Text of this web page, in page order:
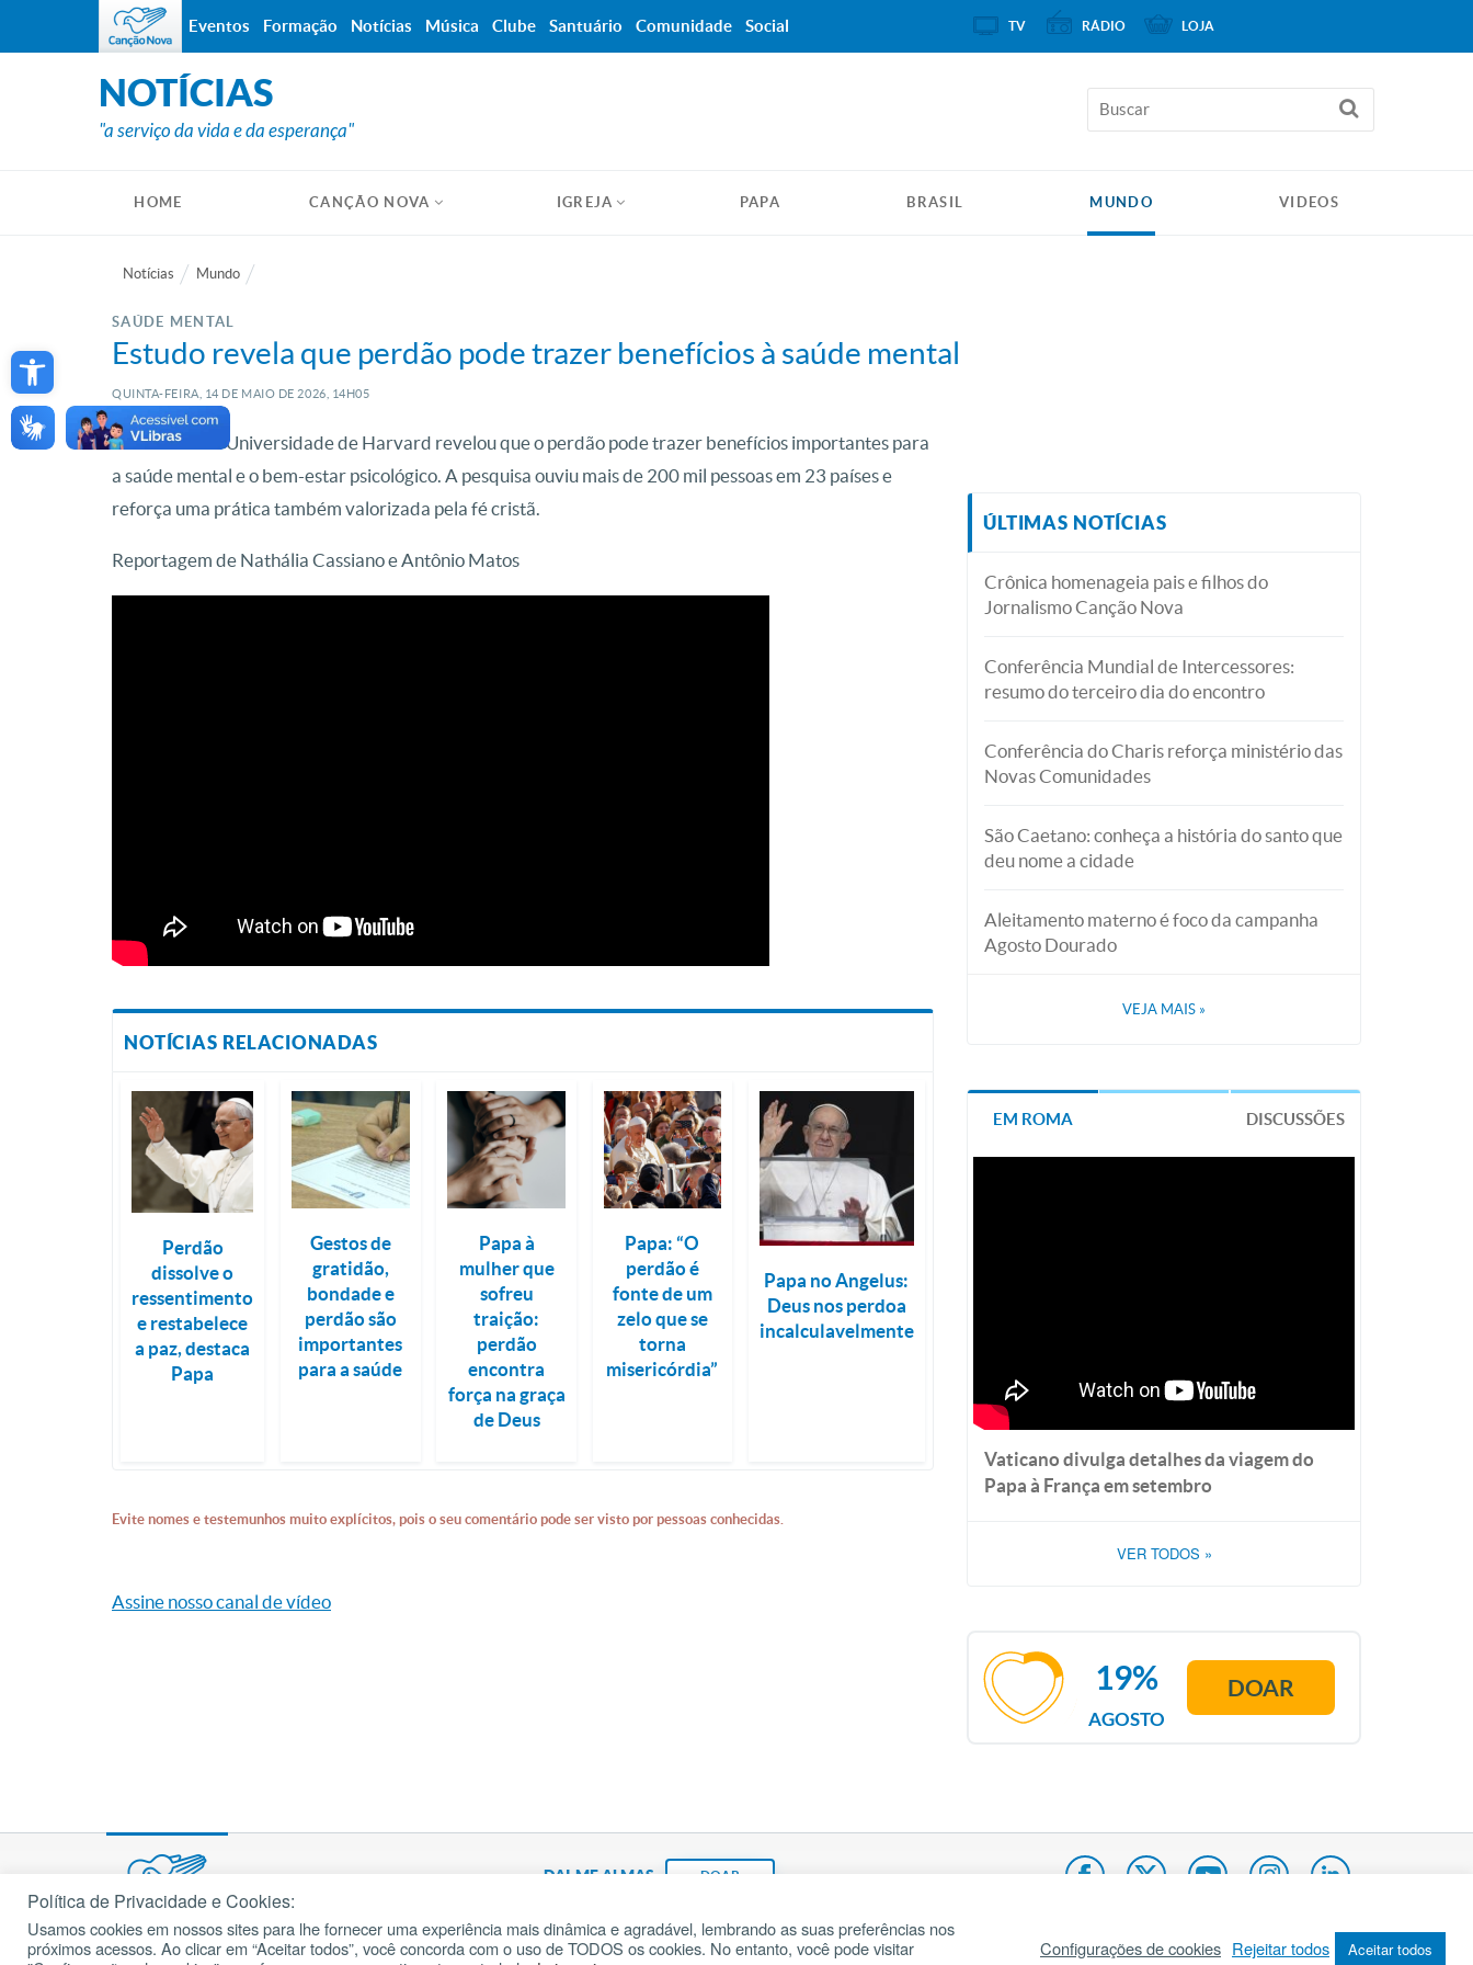
Open toolbar
NOTÍCIAS
"a serviço da vida e da esperança"
HOME CANÇÃO NOVA IGREJA PAPA BRASIL MUNDO VIDEOS
Notícias Mundo
SAÚDE MENTAL
Estudo revela que perdão pode trazer benefícios à saúde mental
QUINTA-FEIRA, 14 DE MAIO DE 2026, 14H05
Um estudo da Universidade de Harvard revelou que o perdão pode trazer benefícios importantes para
a saúde mental e o bem-estar psicológico. A pesquisa ouviu mais de 200 mil pessoas em 23 países e
reforça uma prática também valorizada pela fé cristã.
Reportagem de Nathália Cassiano e Antônio Matos
NOTÍCIAS RELACIONADAS
Perdão
dissolve o
ressentimento
e restabelece
a paz, destaca
Papa
Gestos de
gratidão,
bondade e
perdão são
importantes
para a saúde
Papa à
mulher que
sofreu
traição:
perdão
encontra
força na graça
de Deus
Papa: “O
perdão é
fonte de um
zelo que se
torna
misericórdia”
Papa no Angelus:
Deus nos perdoa
incalculavelmente
Evite nomes e testemunhos muito explícitos, pois o seu comentário pode ser visto por pessoas conhecidas.
Assine nosso canal de vídeo
ÚLTIMAS NOTÍCIAS
Crônica homenageia pais e filhos do
Jornalismo Canção Nova
Conferência Mundial de Intercessores:
resumo do terceiro dia do encontro
Conferência do Charis reforça ministério das
Novas Comunidades
São Caetano: conheça a história do santo que
deu nome a cidade
Aleitamento materno é foco da campanha
Agosto Dourado
VEJA MAIS »
EM ROMA DISCUSSÕES
Vaticano divulga detalhes da viagem do
Papa à França em setembro
VER TODOS »
AGOSTO
19% DOAR
Eventos Formação Notícias Música Clube Santuário Comunidade Social TV RÁDIO LOJA
DAI-ME ALMAS DOAR
Fundação João Paulo II Pedido de Oração Mapa do site Internacional
cancaonova.com© 2002 – 2026
Todos os direitos reservados.
Política de Privacidade e Cookies:
Usamos cookies em nossos sites para lhe fornecer uma experiência mais dinâmica e agradável, lembrando as suas preferências nos
próximos acessos. Ao clicar em “Aceitar todos”, você concorda com o uso de TODOS os cookies. No entanto, você pode visitar
Configurações de cookies Rejeitar todos Aceitar todos